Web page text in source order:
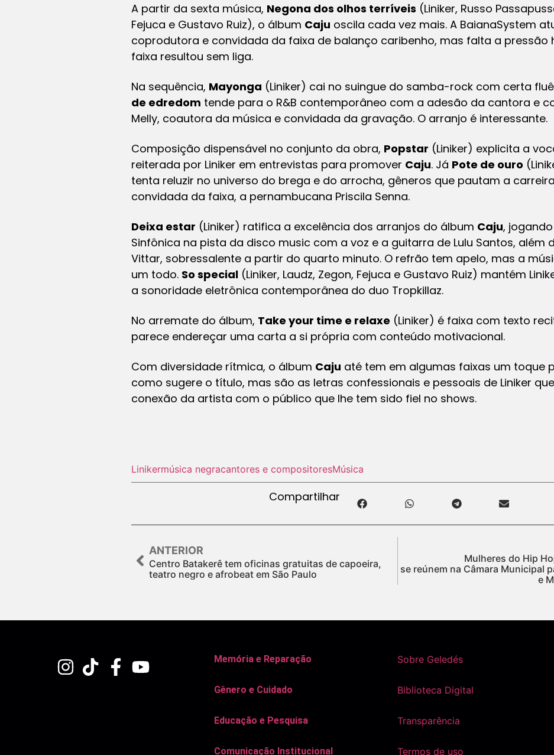
A partir da sexta música, Negona dos olhos terríveis (Liniker, Russo
Fejuca e Gustavo Ruiz), o álbum Caju oscila cada vez mais. A BaianaSystem
coprodutora e convidada da faixa de balanço caribenho, mas falta a pressão
faixa resultou sem liga.
Na sequência, Mayonga (Liniker) cai no suingue do samba-rock com certa
de edredom tende para o R&B contemporâneo com a adesão da cantora e
Melly, coautora da música e convidada da gravação. O arranjo é interessante.
Composição dispensável no conjunto da obra, Popstar (Liniker) explicita a
reiterada por Liniker em entrevistas para promover Caju. Já Pote de ouro
tenta reluzir no universo do brega e do arrocha, gêneros que pautam a
convidada da faixa, a pernambucana Priscila Senna.
Deixa estar (Liniker) ratifica a excelência dos arranjos do álbum Caju,
Sinfônica na pista da disco music com a voz e a guitarra de Lulu Santos, além
Vittar, sobressalente a partir do quarto minuto. O refrão tem apelo, mas a
um todo. So special (Liniker, Laudz, Zegon, Fejuca e Gustavo Ruiz) mantém
a sonoridade eletrônica contemporânea do duo Tropkillaz.
No arremate do álbum, Take your time e relaxe (Liniker) é faixa com texto
parece endereçar uma carta a si própria com conteúdo motivacional.
Com diversidade rítmica, o álbum Caju até tem em algumas faixas um toque
como sugere o título, mas são as letras confessionais e pessoais de Liniker
conexão da artista com o público que lhe tem sido fiel no shows.
Linikermúsica negracantores e compositoresMúsica
Compartilhar
ANTERIOR
Centro Batakerê tem oficinas gratuitas de capoeira,
teatro negro e afrobeat em São Paulo
Mulheres do Hip
se reúnem na Câmara Municipal
e
Memória e Reparação
Gênero e Cuidado
Educação e Pesquisa
Comunicação Institucional
Sobre Geledés
Biblioteca Digital
Transparência
Termos de uso